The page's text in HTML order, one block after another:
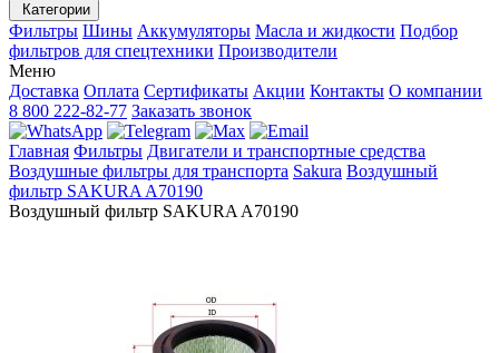
Категории
Фильтры Шины Аккумуляторы Масла и жидкости Подбор
фильтров для спецтехники Производители
Меню
Доставка Оплата Сертификаты Акции Контакты О компании
8 800 222-82-77 Заказать звонок
Главная Фильтры Двигатели и транспортные средства
Воздушные фильтры для транспорта Sakura Воздушный
фильтр SAKURA A70190
Воздушный фильтр SAKURA A70190